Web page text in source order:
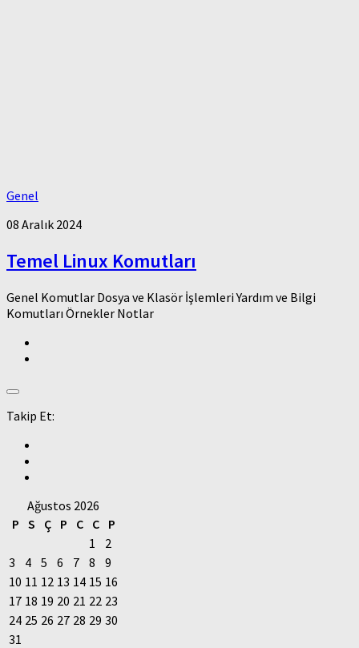
Genel
08 Aralık 2024
Temel Linux Komutları
Genel Komutlar Dosya ve Klasör İşlemleri Yardım ve Bilgi
Komutları Örnekler Notlar
Takip Et:
Ağustos 2026
P S Ç P C C
P
1
2
3
4 5 6 7 8
9
10 11 12 13 14 15 16
17 18 19 20 21 22 23
24 25 26 27 28 29 30
31